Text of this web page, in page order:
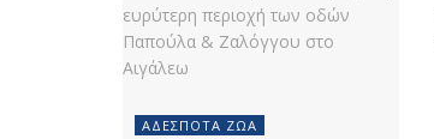
ΑΔΈΣΠΟΤΑ ΖΏΑ